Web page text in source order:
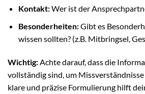
Kontakt:Wer ist der
Besonderheiten:Gibt es
wissen sollten? (z.B. Mitbringsel,
Wichtig: Achte darauf, dass die
vollständig sind, um
klare und präzise Formulierung hilft